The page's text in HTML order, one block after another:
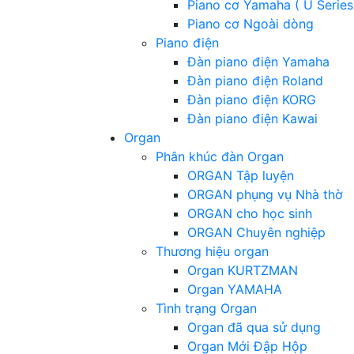
Piano cơ Yamaha ( U
Piano cơ Ngoài dòng
Piano điện
Đàn piano điện Yamaha
Đàn piano điện Roland
Đàn piano điện KORG
Đàn piano điện Kawai
Organ
Phân khúc đàn Organ
ORGAN Tập luyện
ORGAN phụng vụ Nhà thờ
ORGAN cho học sinh
ORGAN Chuyên nghiệp
Thương hiệu organ
Organ KURTZMAN
Organ YAMAHA
Tình trạng Organ
Organ đã qua sử dụng
Organ Mới Đập Hộp